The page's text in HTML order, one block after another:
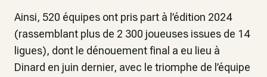
Ainsi, 520 équipes ont pris part à l’édition 2024
(rassemblant plus de 2 300 joueuses issues de 14
ligues), dont le dénouement final a eu lieu à
Dinard en juin dernier, avec le triomphe de l’équipe